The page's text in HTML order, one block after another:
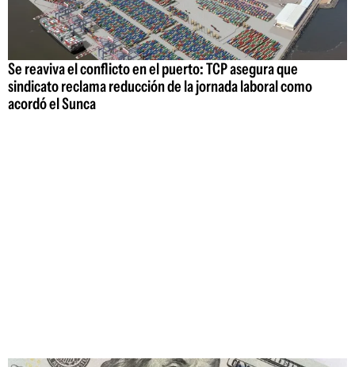
Se reaviva el conflicto en el puerto: TCP asegura que
sindicato reclama reducción de la jornada laboral como
acordó el Sunca